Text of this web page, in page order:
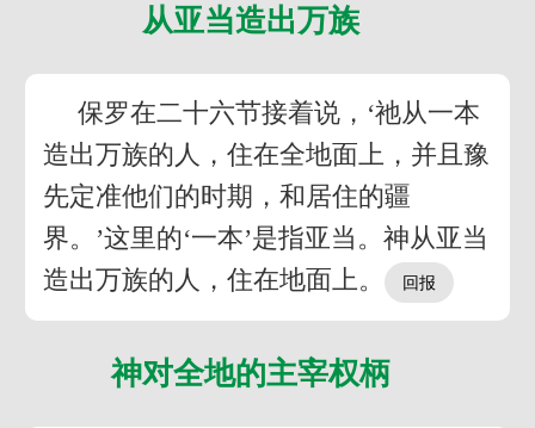
从亚当造出万族
保罗在二十六节接着说，‘祂从一本
造出万族的人，住在全地面上，并且豫
先定准他们的时期，和居住的疆
界。’这里的‘一本’是指亚当。神从亚当
造出万族的人，住在地面上。
神对全地的主宰权柄